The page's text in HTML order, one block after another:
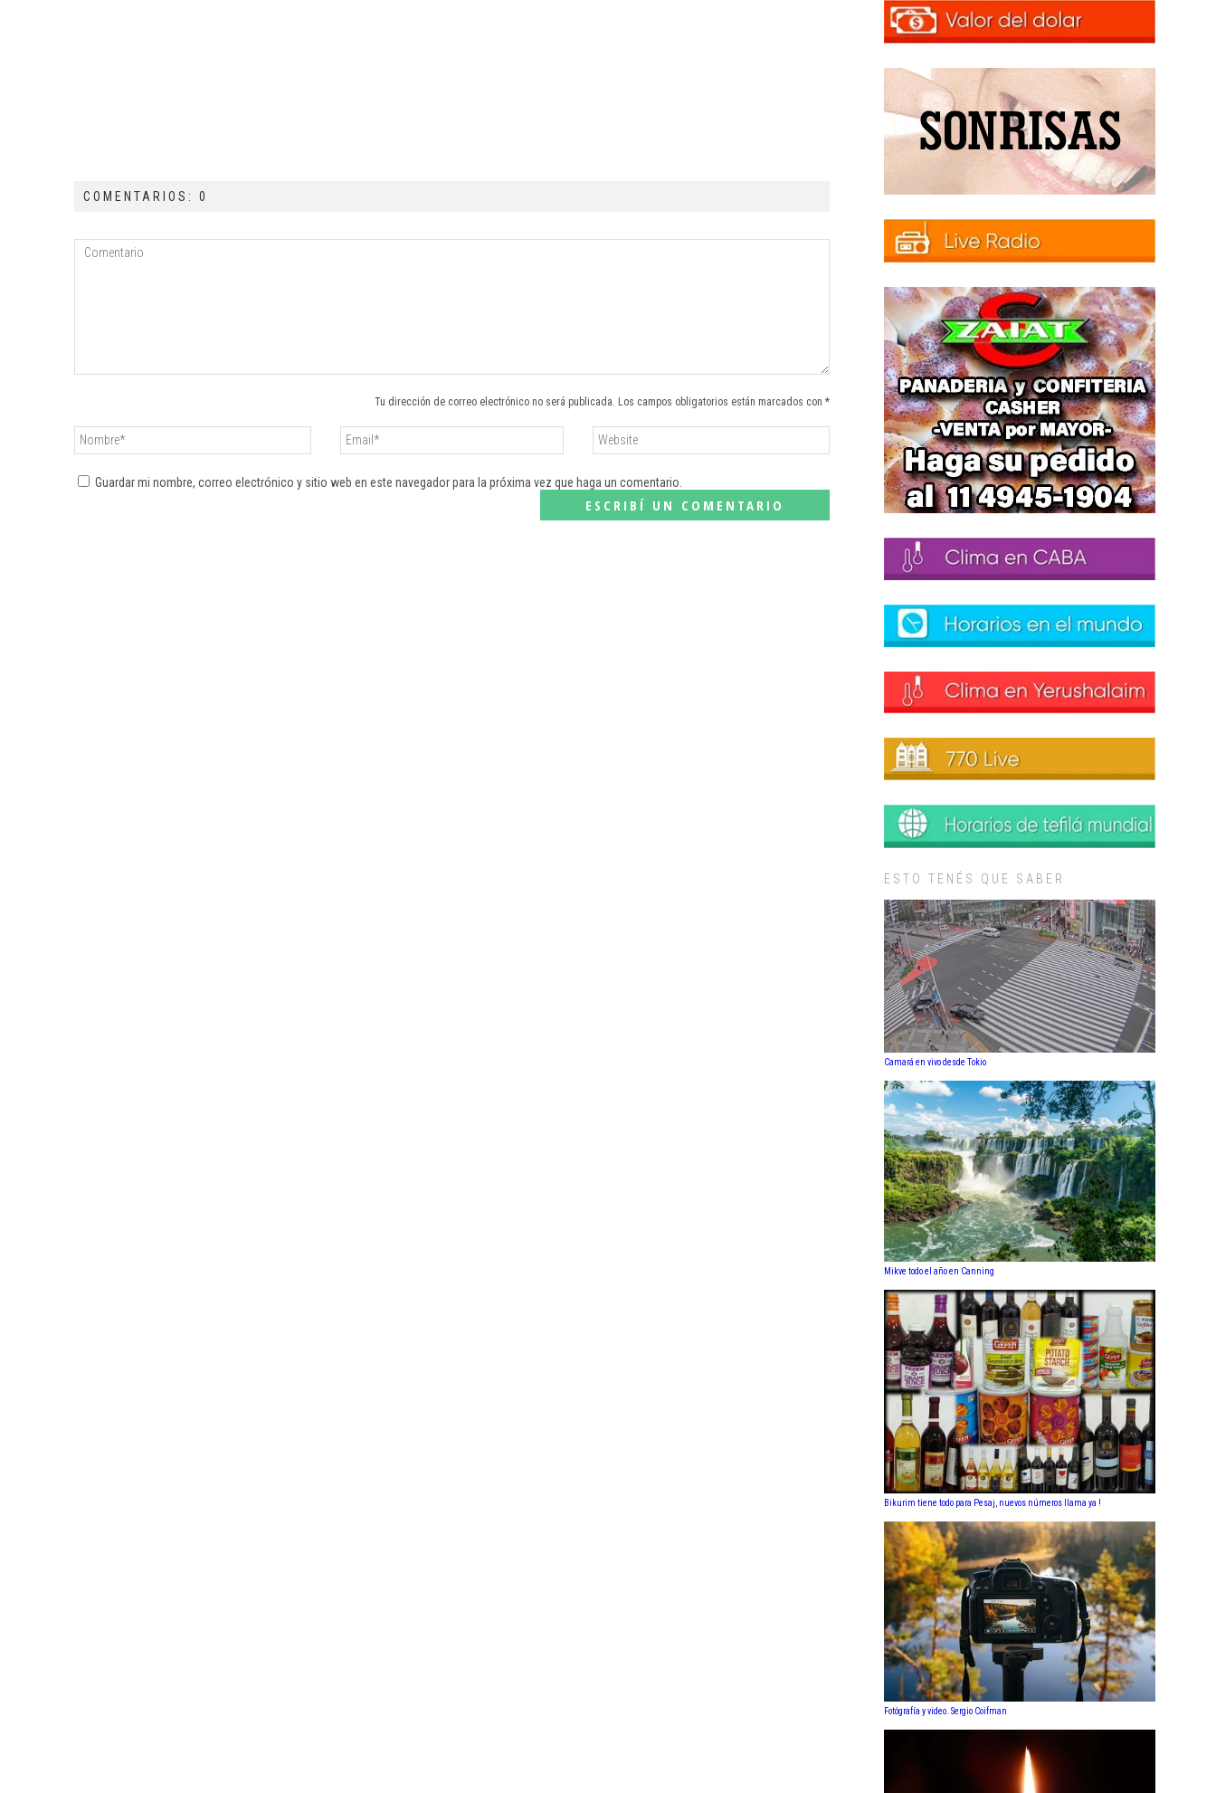
COMENTARIOS: 0
Tu dirección de correo electrónico no será publicada. Los campos obligatorios están marcados con *
Guardar mi nombre, correo electrónico y sitio web en este navegador para la próxima vez que haga un comentario.
ESTO TENÉS QUE SABER
Camará en vivo desde Tokio
Mikve todo el año en Canning
Bikurim tiene todo para Pesaj, nuevos números llama ya !
Fotógrafía y video. Sergio Coifman